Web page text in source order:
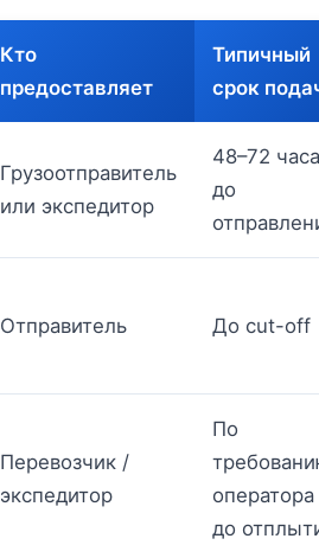
Кто
предоставляет
Типичный
срок
Грузоотправитель
или экспедитор
48–72 часа
до
Отправитель До cut-off
Перевозчик /
экспедитор
По
оператора
до